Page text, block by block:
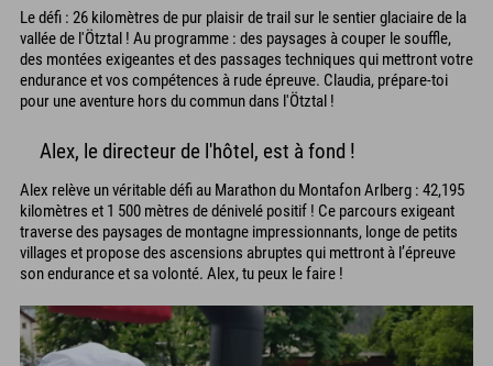
Le défi : 26 kilomètres de pur plaisir de trail sur le sentier glaciaire de la
vallée de l'Ötztal ! Au programme : des paysages à couper le souffle,
des montées exigeantes et des passages techniques qui mettront votre
endurance et vos compétences à rude épreuve. Claudia, prépare-toi
pour une aventure hors du commun dans l'Ötztal !
Alex, le directeur de l'hôtel, est à fond !
Alex relève un véritable défi au Marathon du Montafon Arlberg : 42,195
kilomètres et 1 500 mètres de dénivelé positif ! Ce parcours exigeant
traverse des paysages de montagne impressionnants, longe de petits
villages et propose des ascensions abruptes qui mettront à l’épreuve
son endurance et sa volonté. Alex, tu peux le faire !